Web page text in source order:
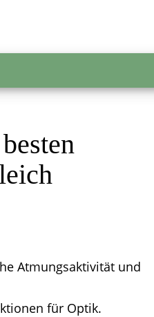
Atmungsaktivität und
für Optik.